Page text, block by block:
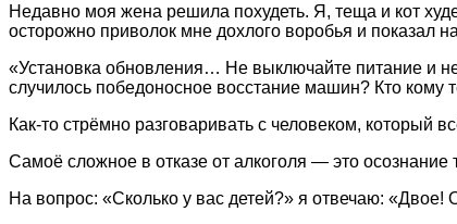
Недавно моя жена решила похудеть. Я, теща и кот
осторожно приволок мне дохлого воробья и показал
«Установка обновления… Не выключайте питание и
случилось победоносное восстание машин? Кто
Как-то стрёмно разговаривать с человеком, который
Самоё сложное в отказе от алкоголя — это осознание
На вопрос: «Сколько у вас детей?» я отвечаю: «Двое!